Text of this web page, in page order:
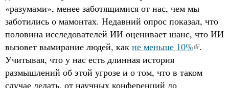
«разумами», менее заботящимися от нас, чем мы
заботились о мамонтах. Недавний опрос показал, что
половина исследователей ИИ оценивает шанс, что ИИ
вызовет вымирание людей, как не меньше 10% .
Учитывая, что у нас есть длинная история
размышлений об этой угрозе и о том, что в таком
случае делать, от научных конференций до